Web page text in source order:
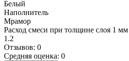
Белый
Наполнитель
Мрамор
Расход смеси при толщине слоя 1 мм
1.2
Отзывов: 0
Средняя оценка: 0